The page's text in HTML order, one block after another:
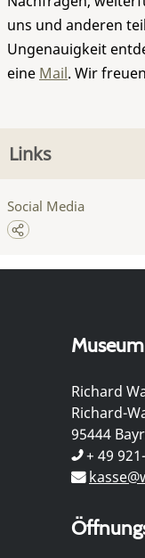
uns und anderen
Ungenauigkeit
eine Mail. Wir
Links
Social Media
Richard
Richard-
95444
+ 49